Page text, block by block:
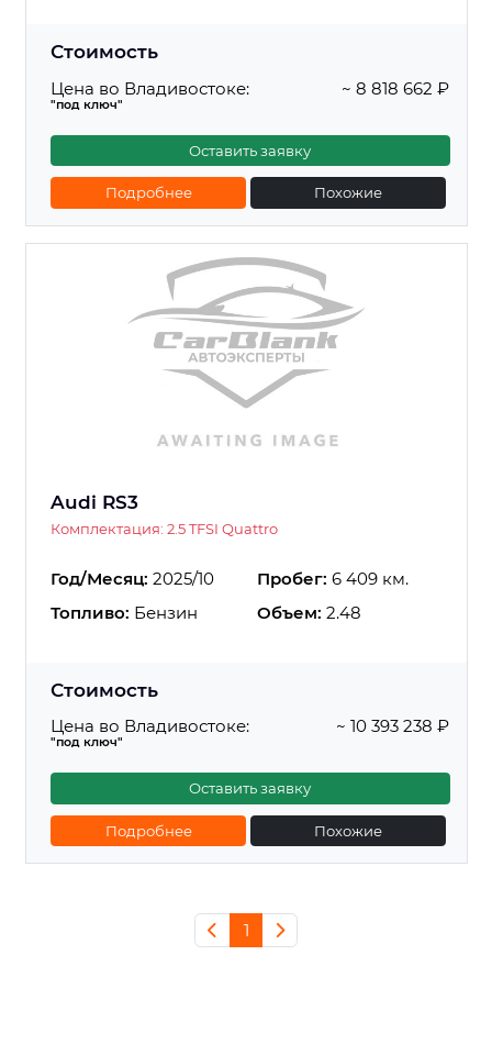
Стоимость
Цена во Владивостоке:
"под ключ"
~ 8 818 662 ₽
Оставить заявку
Подробнее Похожие
Audi RS3
Комплектация: 2.5 TFSI Quattro
Год/Месяц: 2025/10 Пробег: 6 409 км.
Топливо: Бензин Объем: 2.48
Стоимость
Цена во Владивостоке:
"под ключ"
~ 10 393 238 ₽
Оставить заявку
Подробнее Похожие
1